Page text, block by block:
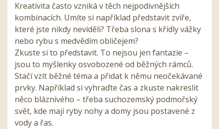
Kreativita často vzniká v těch nejpodivnějších
kombinacích. Umíte si například představit zvíře,
které jste nikdy neviděli? Třeba slona s křídly vážky
nebo rybu s medvědím obličejem?
Zkuste si to představit. To nejsou jen fantazie –
jsou to myšlenky osvobozené od běžných rámců.
Stačí vzít běžné téma a přidat k němu neočekávané
prvky. Například si vyhraďte čas a zkuste nakreslit
něco bláznivého – třeba suchozemský podmořský
svět, kde mají ryby nohy a domy jsou postavené z
vody a řas.